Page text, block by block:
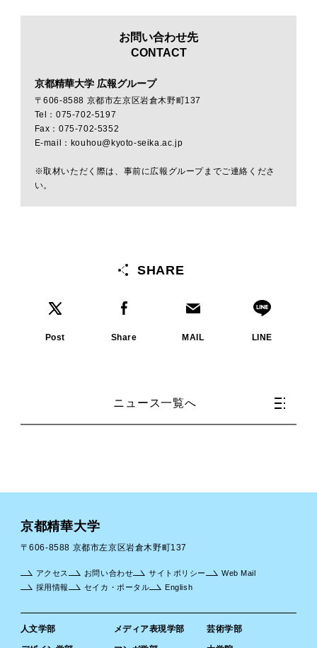
お問い合わせ先
CONTACT
京都精華大学 広報グループ
〒606-8588 京都市左京区岩倉木野町137
Tel：075-702-5197
Fax：075-702-5352
E-mail：kouhou@kyoto-seika.ac.jp
※取材いただく際は、事前に広報グループまでご連絡くださ
い。
SHARE
Post Share MAIL LINE
ニュース一覧へ
京都精華大学
〒606-8588 京都市左京区岩倉木野町137
人文学部 メディア表現学部 芸術学部
アクセス お問い合わせ サイトポリシー
Web Mail
採用情報
セイカ・ポータル English